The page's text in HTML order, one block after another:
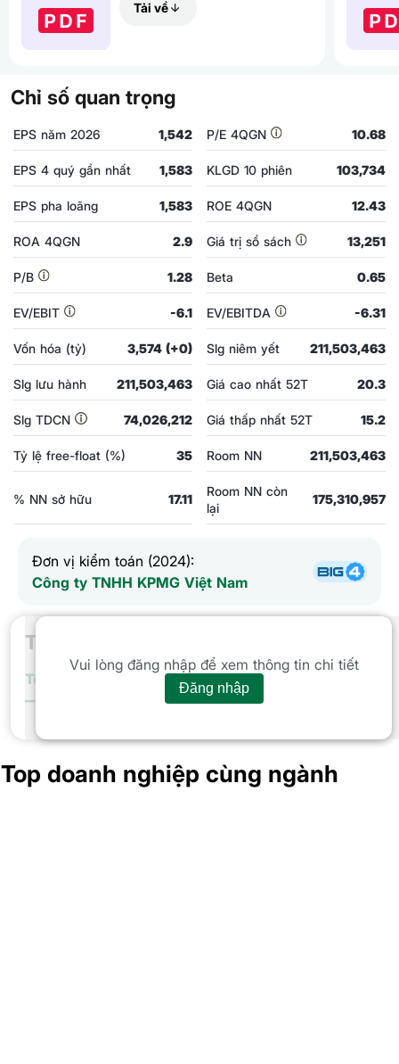
Tải về
Chỉ số quan trọng
EPS năm 2026 1,542 P/E 4QGN 10.68
EPS 4 quý gần nhất 1,583 KLGD 10 phiên 103,734
EPS pha loãng 1,583 ROE 4QGN 12.43
ROA 4QGN 2.9 Giá trị sổ sách 13,251
P/B 1.28 Beta 0.65
EV/EBIT -6.1 EV/EBITDA -6.31
Vốn hóa (tỷ) 3,574 (+0) Slg niêm yết 211,503,463
Slg lưu hành 211,503,463 Giá cao nhất 52T 20.3
Slg TDCN 74,026,212 Giá thấp nhất 52T 15.2
Tỷ lệ free-float (%) 35 Room NN 211,503,463
% NN sở hữu 17.11
Room NN còn
lại
175,310,957
Đơn vị kiểm toán (2024):
Công ty TNHH KPMG Việt Nam
Thống kê giao dịch
Tổng giá trị GTGD Tự doanhNước ngoài
Vui lòng đăng nhập để xem thông tin chi tiết
Đăng nhập
Top doanh nghiệp cùng ngành